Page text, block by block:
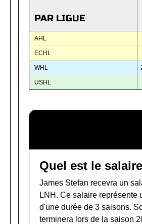
PAR LIGUE
AHL
ECHL
WHL
USHL
Quel est le
James Stefan recevra un
LNH. Ce salaire représente
d'une durée de 3 saisons.
terminera lors de la saison